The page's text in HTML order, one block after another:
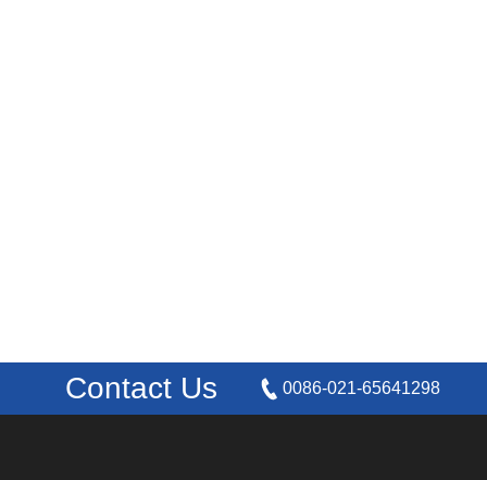
Contact Us 0086-021-65641298